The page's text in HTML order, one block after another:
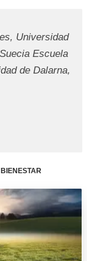
Universidad
Escuela
de Dalarna,